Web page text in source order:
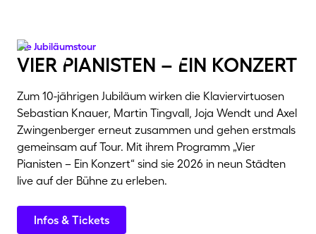
Vier Pianisten – Ein Konzert
Die Jubiläumstour
Zum 10-jährigen Jubiläum wirken die Klaviervirtuosen
Sebastian Knauer, Martin Tingvall, Joja Wendt und Axel
Zwingenberger erneut zusammen und gehen erstmals
gemeinsam auf Tour. Mit ihrem Programm „Vier
Pianisten – Ein Konzert“ sind sie 2026 in neun Städten
live auf der Bühne zu erleben.
Infos & Tickets